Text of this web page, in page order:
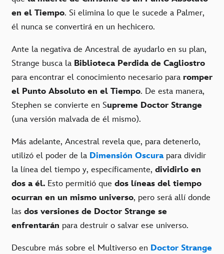
en el Tiempo. Si elimina lo que le sucede a Palmer,
él nunca se convertirá en un hechicero.
Ante la negativa de Ancestral de ayudarlo en su plan,
Strange busca la Biblioteca Perdida de Cagliostro
para encontrar el conocimiento necesario para romper
el Punto Absoluto en el Tiempo. De esta manera,
Stephen se convierte en Supreme Doctor Strange
(una versión malvada de él mismo).
Más adelante, Ancestral revela que, para detenerlo,
utilizó el poder de la Dimensión Oscurapara dividir
la línea del tiempo y, específicamente, dividirlo en
dos a él. Esto permitió que dos líneas del tiempo
ocurran en un mismo universo, pero será allí donde
las dos versiones de Doctor Strange se
enfrentarán para destruir o salvar ese universo.
Descubre más sobre el Multiverso en Doctor Strange